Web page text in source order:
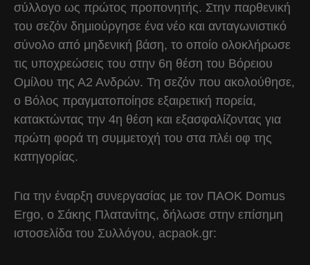
σύλλογο ως πρώτος προπονητής. Στην παρθενική
του σεζόν δημιούργησε ένα νέο και ανταγωνιστικό
σύνολο από μηδενική βάση, το οποίο ολοκλήρωσε
τις υποχρεώσεις του στην 6η θέση του Βόρειου
Ομίλου της Α2 Ανδρών. Τη σεζόν που ακολούθησε,
ο Βόλος πραγματοποίησε εξαιρετική πορεία,
κατακτώντας την 4η θέση και εξασφαλίζοντας για
πρώτη φορά τη συμμετοχή του στα πλέι οφ της
κατηγορίας.
Για την έναρξη συνεργασίας με τον ΠΑΟΚ Domus
Ergo, o Σάκης Πλατανίτης, δήλωσε στην επίσημη
ιστοσελίδα του Συλλόγου, acpaok.gr: